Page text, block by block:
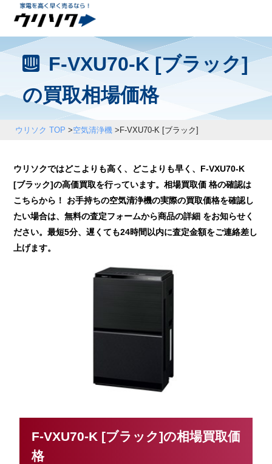
F-VXU70-K [ブラック]
の買取相場価格
ウリソク TOP >空気清浄機> F-VXU70-K [ブラック]
ウリソクではどこよりも高く、どこよりも早く、F-VXU70-K
[ブラック]の高価買取を行っています。相場買取価 格の確認は
こちらから！ お手持ちの空気清浄機の実際の買取価格を確認し
たい場合は、無料の査定フォームから商品の詳細 をお知らせく
ださい。最短5分、遅くても24時間以内に査定金額をご連絡差し
上げます。
F-VXU70-K [ブラック]の相場買取価
格